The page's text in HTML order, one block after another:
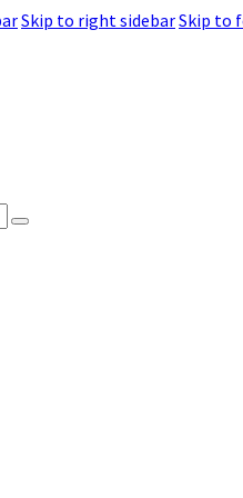
Skip to right sidebarSkip to